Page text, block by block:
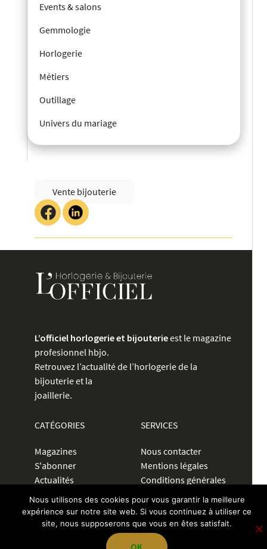
Events & salons
Gemmologie
Horlogerie
Métiers
Outillage
Univers du mariage
Vente bijouterie
L’officiel horlogerie et bijouterieest le magazine
profesionnel hbjo.
Retrouvez l’actualité de l’horlogerie de la
bijouterie et la
joaillerie.
CATÉGORIES
Magazines
S'abonner
Actualités
Petites
annonces
Communiquer
SERVICES
Nous contacter
Mentions légales
Conditions générales
confidentialité
Nous utilisons des cookies pour vous garantir la meilleure
expérience sur notre site web. Si vous continuez à utiliser ce
site, nous supposerons que vous en êtes satisfait.
OK